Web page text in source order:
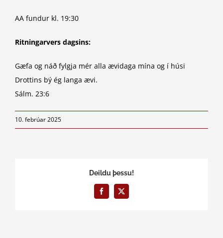
AA fundur kl. 19:30
Ritningarvers dagsins:
Gæfa og náð fylgja mér alla ævidaga mína og í húsi
Drottins bý ég langa ævi.
Sálm. 23:6
10. febrúar 2025
Deildu þessu!
Facebook
X